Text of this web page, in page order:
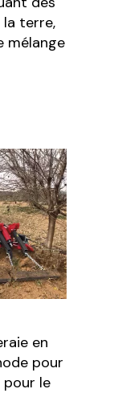
terre,
mélange
en
pour
pour le